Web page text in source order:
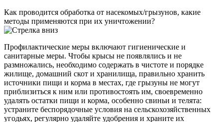
Как проводится обработка от насекомых/грызунов, какие
методы применяются при их уничтожении?
Профилактические меры включают гигиенические и
санитарные меры. Чтобы крысы не появлялись и не
размножались, необходимо содержать в чистоте и порядке
жилище, домашний скот и хранилища, правильно хранить
источники пищи и корма в местах, где грызуны не могут
приблизиться к ним или противостоять им, своевременно
удалять остатки пищи и корма, особенно свиньи и телята:
устраните беспорядочные условия на сельскохозяйственных
угодьях, регулярно удаляйте удобрения и храните их